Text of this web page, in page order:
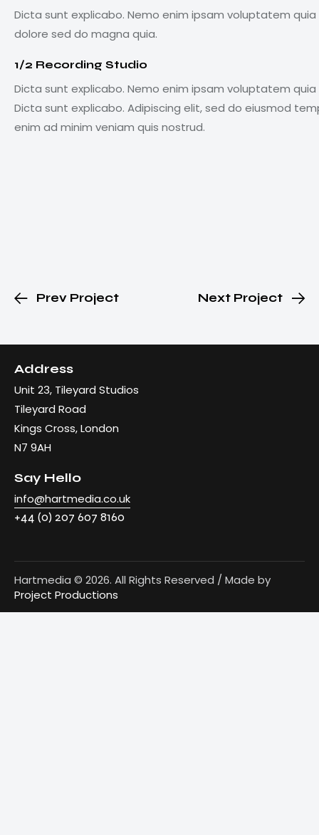
Dicta sunt explicabo. Nemo enim ipsam voluptatem
dolore sed do magna quia.
1/2 Recording Studio
Dicta sunt explicabo. Nemo enim ipsam voluptatem
Dicta sunt explicabo. Adipiscing elit, sed do eiusmod
enim ad minim veniam quis nostrud.
Prev Project Next Project
Address
Unit 23, Tileyard Studios
Tileyard Road
Kings Cross, London
N7 9AH
Say Hello
info@hartmedia.co.uk
+44 (0) 207 607 8160
Hartmedia © 2026. All Rights Reserved / Made by
Project Productions